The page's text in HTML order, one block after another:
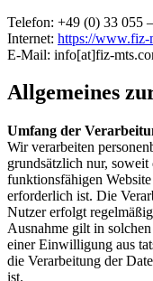
Telefon: +49 (0) 33 055
Internet: https://www.fiz-
E-Mail: info[at]fiz-
Allgemeines
Umfang der
Wir verarbeiten
grundsätzlich nur,
funktionsfähigen
erforderlich ist. Die
Nutzer erfolgt
Ausnahme gilt in
einer Einwilligung aus
die Verarbeitung der
ist.